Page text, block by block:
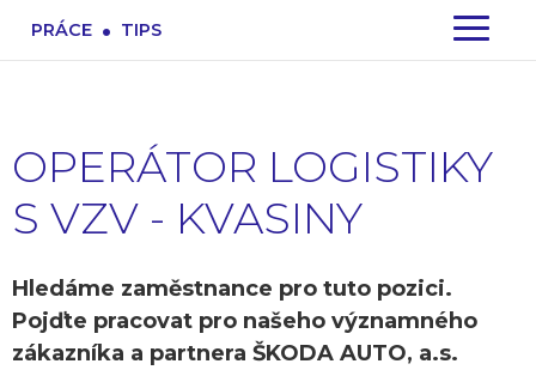
PRÁCE . TIPS
OPERÁTOR LOGISTIKY
S VZV - KVASINY
Hledáme zaměstnance pro tuto pozici.
Pojďte pracovat pro našeho významného
zákazníka a partnera ŠKODA AUTO, a.s.